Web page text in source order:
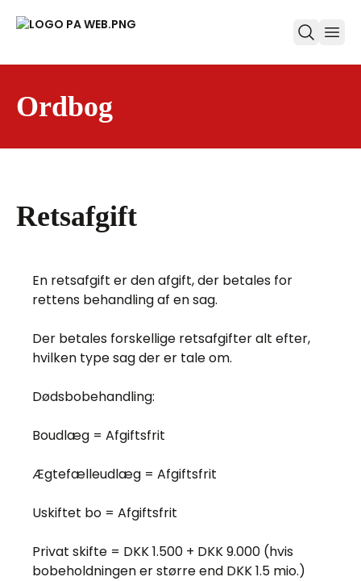
open
Ordbog
Retsafgift
En retsafgift er den afgift, der betales for
rettens behandling af en sag.
Der betales forskellige retsafgifter alt efter,
hvilken type sag der er tale om.
Dødsbobehandling:
Boudlæg = Afgiftsfrit
Ægtefælleudlæg = Afgiftsfrit
Uskiftet bo = Afgiftsfrit
Privat skifte = DKK 1.500 + DKK 9.000 (hvis
bobeholdningen er større end DKK 1.5 mio.)